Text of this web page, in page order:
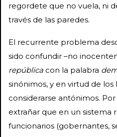
regordete que no vuela, ni
través de las paredes.
El recurrente problema
sido confundir –no
república con la palabra
sinónimos, y en virtud de
considerarse antónimos.
extrañar que en un sistema
funcionarios (gobernantes,